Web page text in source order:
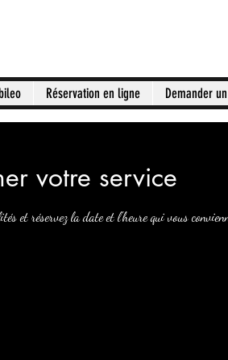
Réservation en ligne Demander
votre service
et réservez la date et l'heure qui vous